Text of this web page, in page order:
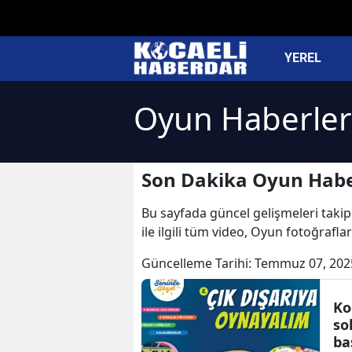
YEREL
Oyun
Son Dakika Oyun
Bu sayfada güncel gelişmeleri
ile ilgili tüm video, Oyun
Güncelleme Tarihi: Temmuz 07,